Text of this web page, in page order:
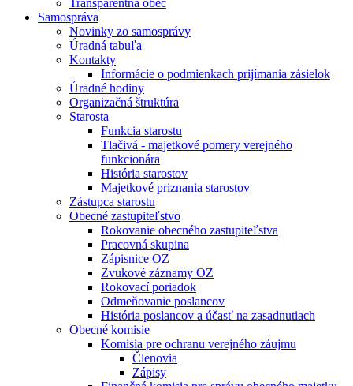
Transparentná obec
Samospráva
Novinky zo samosprávy
Úradná tabuľa
Kontakty
Informácie o podmienkach prijímania zásielok
Úradné hodiny
Organizačná štruktúra
Starosta
Funkcia starostu
Tlačivá - majetkové pomery verejného
funkcionára
História starostov
Majetkové priznania starostov
Zástupca starostu
Obecné zastupiteľstvo
Rokovanie obecného zastupiteľstva
Pracovná skupina
Zápisnice OZ
Zvukové záznamy OZ
Rokovací poriadok
Odmeňovanie poslancov
História poslancov a účasť na zasadnutiach
Obecné komisie
Komisia pre ochranu verejného záujmu
Členovia
Zápisy